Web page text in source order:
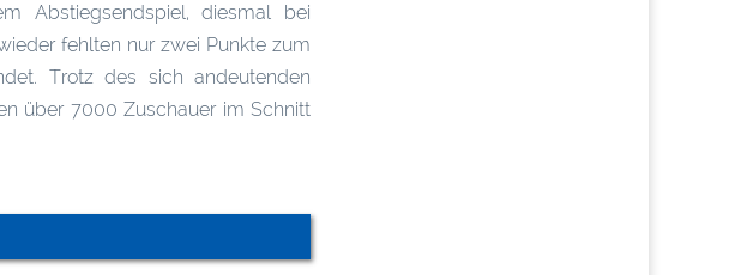
Abstiegsendspiel, diesmal bei
fehlten nur zwei Punkte zum
Trotz des sich andeutenden
über 7000 Zuschauer im Schnitt